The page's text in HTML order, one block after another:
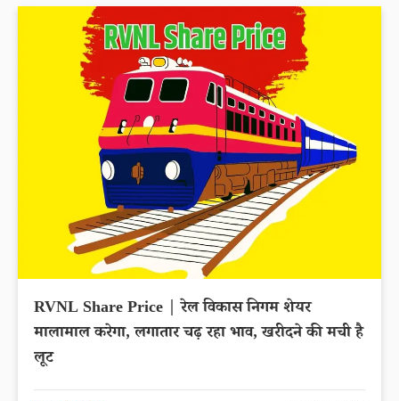
RVNL Share Price | रेल विकास निगम शेयर
मालामाल करेगा, लगातार चढ़ रहा भाव, खरीदने की मची है
लूट